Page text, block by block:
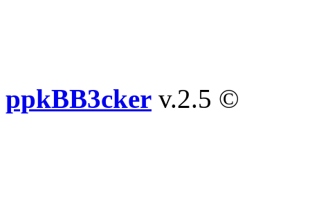
ppkBB3cker v.2.5 ©